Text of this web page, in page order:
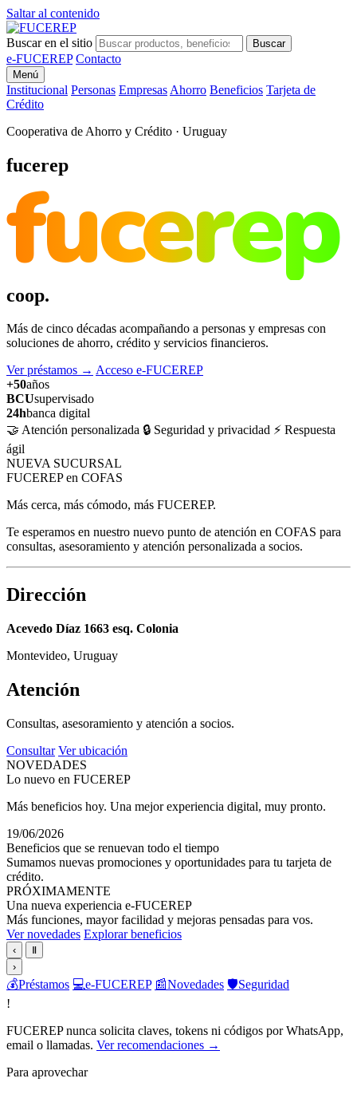
Saltar al contenido
Buscar en el sitio Buscar
e-FUCEREP Contacto
Menú
Institucional Personas Empresas Ahorro Beneficios Tarjeta de
Crédito
Cooperativa de Ahorro y Crédito · Uruguay
fucerep
fucerep
coop.
Más de cinco décadas acompañando a personas y empresas con
soluciones de ahorro, crédito y servicios financieros.
Ver préstamos → Acceso e-FUCEREP
+50años
BCUsupervisado
24hbanca digital
🤝 Atención personalizada 🔒 Seguridad y privacidad ⚡ Respuesta
ágil
NUEVA SUCURSAL
FUCEREP en COFAS
Más cerca, más cómodo, más FUCEREP.
Te esperamos en nuestro nuevo punto de atención en COFAS para
consultas, asesoramiento y atención personalizada a socios.
Dirección
Acevedo Díaz 1663 esq. Colonia
Montevideo, Uruguay
Atención
Consultas, asesoramiento y atención a socios.
Consultar Ver ubicación
NOVEDADES
Lo nuevo en FUCEREP
Más beneficios hoy. Una mejor experiencia digital, muy pronto.
19/06/2026
Beneficios que se renuevan todo el tiempo
Sumamos nuevas promociones y oportunidades para tu tarjeta de
crédito.
PRÓXIMAMENTE
Una nueva experiencia e-FUCEREP
Más funciones, mayor facilidad y mejoras pensadas para vos.
Ver novedades Explorar beneficios
‹
Ⅱ
›
💰Préstamos 💻e-FUCEREP 📰Novedades 🛡️Seguridad
!
FUCEREP nunca solicita claves, tokens ni códigos por WhatsApp,
email o llamadas. Ver recomendaciones →
Para aprovechar